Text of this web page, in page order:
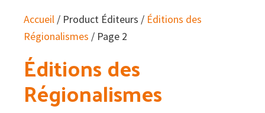
Accueil / Product Éditeurs / Éditions des
Régionalismes / Page 2
Éditions des
Régionalismes